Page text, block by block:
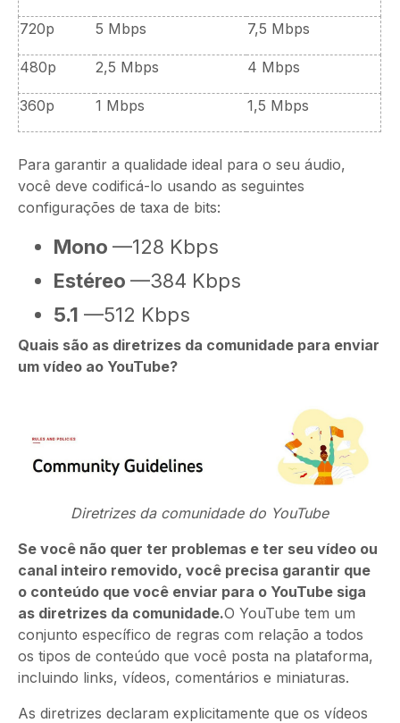
720p 5 Mbps 7,5 Mbps
480p 2,5 Mbps 4 Mbps
360p 1 Mbps 1,5 Mbps
Para garantir a qualidade ideal para o seu áudio,
você deve codificá-lo usando as seguintes
configurações de taxa de bits:
Mono —128 Kbps
Estéreo —384 Kbps
5.1 —512 Kbps
Quais são as diretrizes da comunidade para enviar
um vídeo ao YouTube?
Diretrizes da comunidade do YouTube
Se você não quer ter problemas e ter seu vídeo ou
canal inteiro removido, você precisa garantir que
o conteúdo que você enviar para o YouTube siga
as diretrizes da comunidade.O YouTube tem um
conjunto específico de regras com relação a todos
os tipos de conteúdo que você posta na plataforma,
incluindo links, vídeos, comentários e miniaturas.
As diretrizes declaram explicitamente que os vídeos